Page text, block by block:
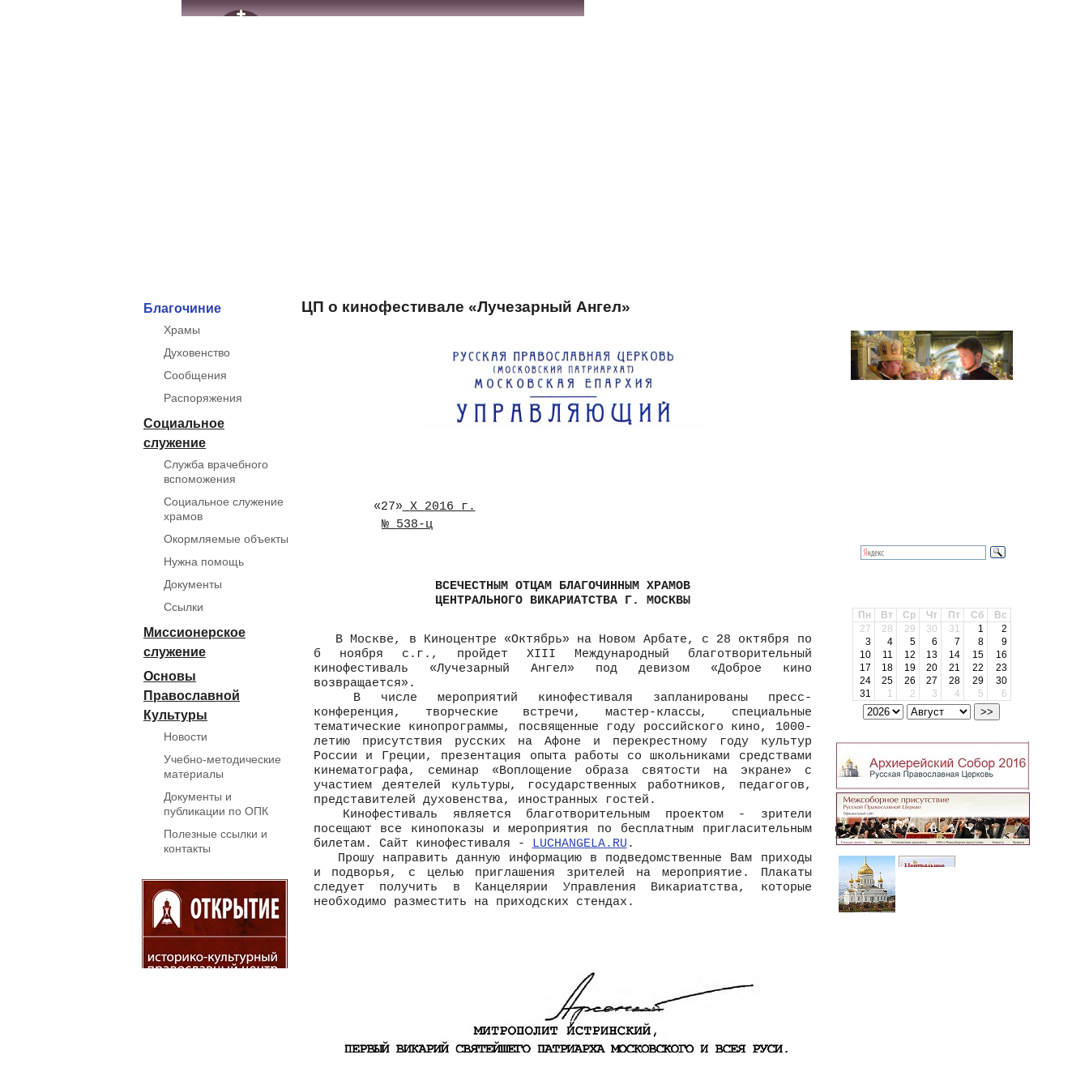
Благочиние
Храмы
Духовенство
Сообщения
Распоряжения
Социальное
служение
Служба врачебного
вспоможения
Социальное служение
храмов
Окормляемые объекты
Нужна помощь
Документы
Ссылки
Миссионерское
служение
Основы
Православной
Культуры
Новости
Учебно-методические
материалы
Документы и
публикации по ОПК
Полезные ссылки и
контакты
ЦП о кинофестивале «Лучезарный Ангел»
«27» X 2016 г.
№ 538-ц
ВСЕЧЕСТНЫМ ОТЦАМ БЛАГОЧИННЫМ ХРАМОВ
ЦЕНТРАЛЬНОГО ВИКАРИАТСТВА Г. МОСКВЫ
В Москве, в Киноцентре «Октябрь» на Новом Арбате, с 28 октября по
б ноября с.г., пройдет XIII Международный благотворительный
кинофестиваль «Лучезарный Ангел» под девизом «Доброе кино
возвращается».
В числе мероприятий кинофестиваля запланированы пресс-
конференция, творческие встречи, мастер-классы, специальные
тематические кинопрограммы, посвященные году российского кино, 1000-
летию присутствия русских на Афоне и перекрестному году культур
России и Греции, презентация опыта работы со школьниками средствами
кинематографа, семинар «Воплощение образа святости на экране» с
участием деятелей культуры, государственных работников, педагогов,
представителей духовенства, иностранных гостей.
Кинофестиваль является благотворительным проектом - зрители
посещают все кинопоказы и мероприятия по бесплатным пригласительным
билетам. Сайт кинофестиваля - LUCHANGELA.RU .
Прошу направить данную информацию в подведомственные Вам приходы
и подворья, с целью приглашения зрителей на мероприятие. Плакаты
следует получить в Канцелярии Управления Викариатства, которые
необходимо разместить на приходских стендах.
Пн Вт Ср Чт Пт Сб
Вс
27
28 29 30 31 1
2
3
4 5 6 7 8
9
10
11 12 13 14 15
16
17
18 19 20 21 22
23
24
25 26 27 28 29
30
31
1 2 3 4 5 6